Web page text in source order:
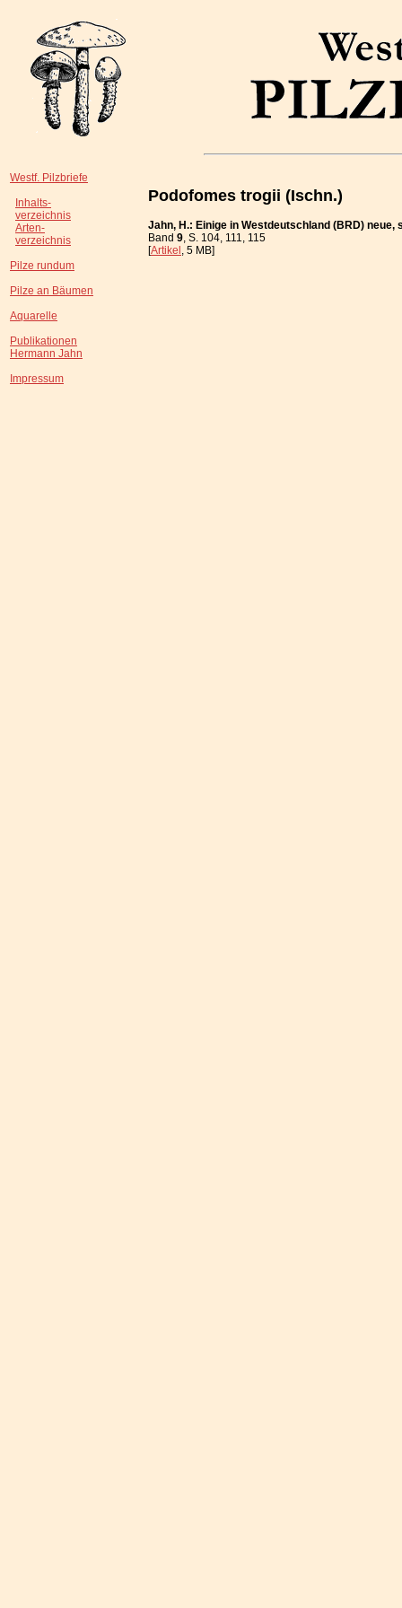
Westf. Pilzbriefe
Inhalts-
verzeichnis
Arten-
verzeichnis
Pilze rundum
Pilze an Bäumen
Aquarelle
Publikationen
Hermann Jahn
Impressum
Podofomes trogii (Ischn.)
Jahn, H.: Einige in Westdeutschland (BRD)
Band 9, S. 104, 111, 115
[Artikel, 5 MB]